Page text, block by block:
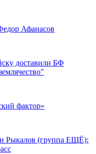
Афанасов
доставили БФ
фактор»
(группа ЕЩЁ):